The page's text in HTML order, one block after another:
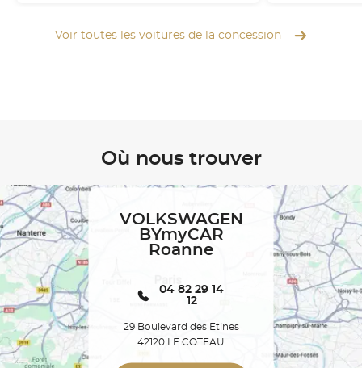
Voir toutes les voitures de la concession
Où nous trouver
VOLKSWAGEN
BYmyCAR
Roanne
04 82 29 14
12
29 Boulevard des Etines
42120 LE COTEAU